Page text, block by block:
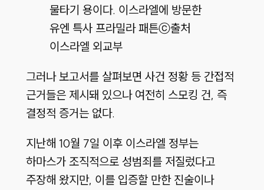
물타기 용이다. 이스라엘에 방문한
유엔 특사 프라밀라 패튼ⓒ출처
이스라엘 외교부
그러나 보고서를 살펴보면 사건 정황 등 간접적
근거들은 제시돼 있으나 여전히 스모킹 건, 즉
결정적 증거는 없다.
지난해 10월 7일 이후 이스라엘 정부는
하마스가 조직적으로 성범죄를 저질렀다고
주장해 왔지만, 이를 입증할 만한 진술이나